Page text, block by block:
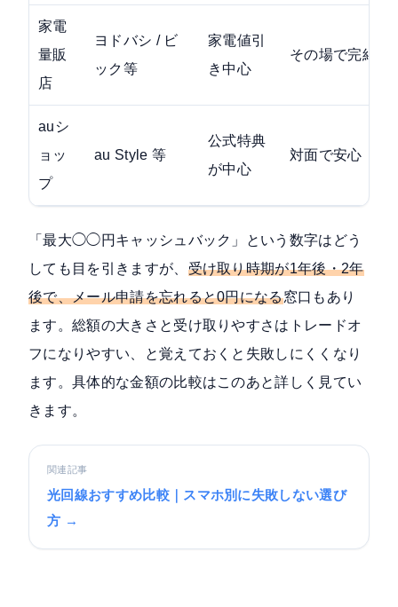
家電
量販
店
ヨドバシ / ビ
ック等
家電値引
き中心
その場で完結
auシ
ョッ
プ
au Style 等
公式特典
が中心
対面で安心
「最大◯◯円キャッシュバック」という数字はどう
しても目を引きますが、 受け取り時期が1年後・2年
後で、メール申請を忘れると0円になる窓口もあり
ます。総額の大きさと受け取りやすさはトレードオ
フになりやすい、と覚えておくと失敗しにくくなり
ます。具体的な金額の比較はこのあと詳しく見てい
きます。
関連記事
光回線おすすめ比較｜スマホ別に失敗しない選び
方 →